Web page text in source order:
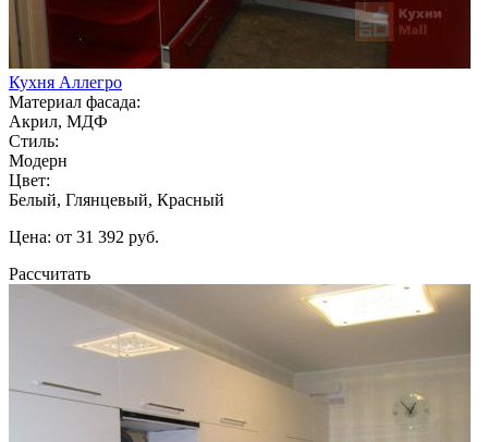
Кухня Аллегро
Материал фасада:
Акрил, МДФ
Стиль:
Модерн
Цвет:
Белый, Глянцевый, Красный
Цена: от 31 392 руб.
Рассчитать